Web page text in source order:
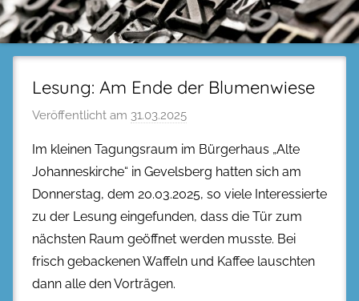
Lesung: Am Ende der Blumenwiese
Veröffentlicht am 31.03.2025
Im kleinen Tagungsraum im Bürgerhaus „Alte
Johanneskirche“ in Gevelsberg hatten sich am
Donnerstag, dem 20.03.2025, so viele Interessierte
zu der Lesung eingefunden, dass die Tür zum
nächsten Raum geöffnet werden musste. Bei
frisch gebackenen Waffeln und Kaffee lauschten
dann alle den Vorträgen.